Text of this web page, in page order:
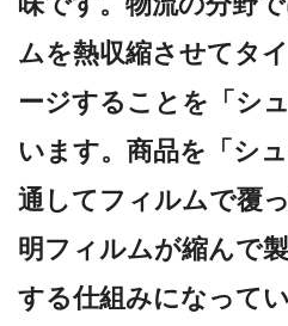
ムを熱収縮させてタ
ージすることを「シ
います。商品を「シ
通してフィルムで覆
明フィルムが縮んで
する仕組みになって